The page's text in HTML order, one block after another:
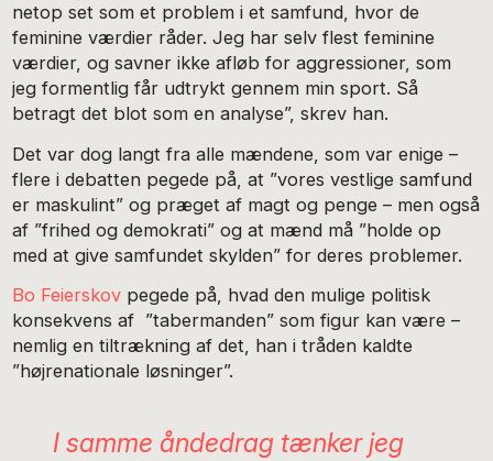
netop set som et problem i et samfund, hvor de
feminine værdier råder. Jeg har selv flest feminine
værdier, og savner ikke afløb for aggressioner, som
jeg formentlig får udtrykt gennem min sport. Så
betragt det blot som en analyse”, skrev han.
Det var dog langt fra alle mændene, som var enige –
flere i debatten pegede på, at ”vores vestlige samfund
er maskulint” og præget af magt og penge – men også
af ”frihed og demokrati” og at mænd må ”holde op
med at give samfundet skylden” for deres problemer.
Bo Feierskov pegede på, hvad den mulige politisk
konsekvens af ”tabermanden” som figur kan være –
nemlig en tiltrækning af det, han i tråden kaldte
”højrenationale løsninger”.
I samme åndedrag tænker jeg